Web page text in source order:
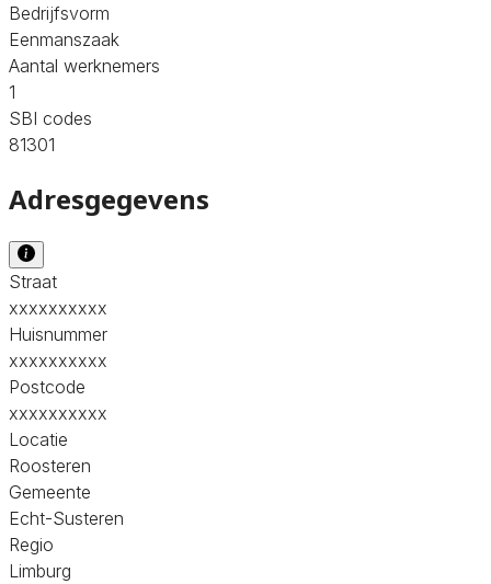
Bedrijfsvorm
Eenmanszaak
Aantal werknemers
1
SBI codes
81301
Adresgegevens
Straat
xxxxxxxxxx
Huisnummer
xxxxxxxxxx
Postcode
xxxxxxxxxx
Locatie
Roosteren
Gemeente
Echt-Susteren
Regio
Limburg